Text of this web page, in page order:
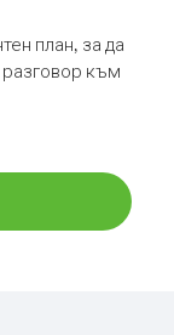
план, за да
разговор към